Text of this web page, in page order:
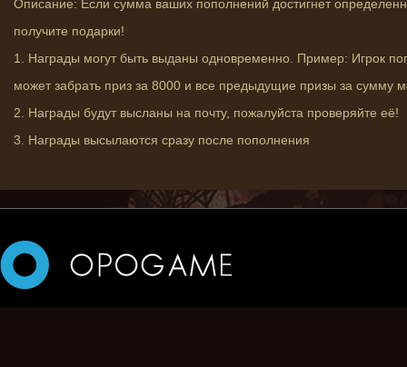
Описание: Если сумма ваших пополнений достигнет
получите подарки!
1. Награды могут быть выданы одновременно. Пример: Игрок
может забрать приз за 8000 и все предыдущие призы за сумму
2. Награды будут высланы на почту, пожалуйста проверяйте её!
3. Награды высылаются сразу после пополнения